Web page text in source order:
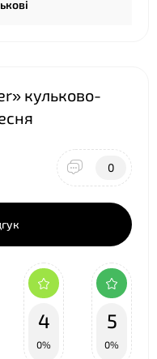
кульково-
0
4
0%
5
0%